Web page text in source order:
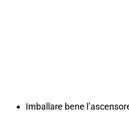
Imballare bene